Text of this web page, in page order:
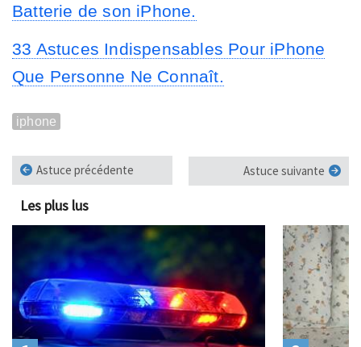
Batterie de son iPhone.
33 Astuces Indispensables Pour iPhone
Que Personne Ne Connaît.
iphone
Astuce précédente Astuce suivante
Les plus lus